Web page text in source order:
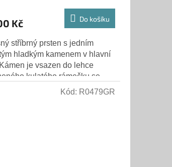
Kč Do košíku
stříbrný prsten s jedním
hladkým kamenem v hlavní
je vsazen do lehce
kulatého rámečku se
pacičkami. Kroužek prstenu je
Kód: R0479GR